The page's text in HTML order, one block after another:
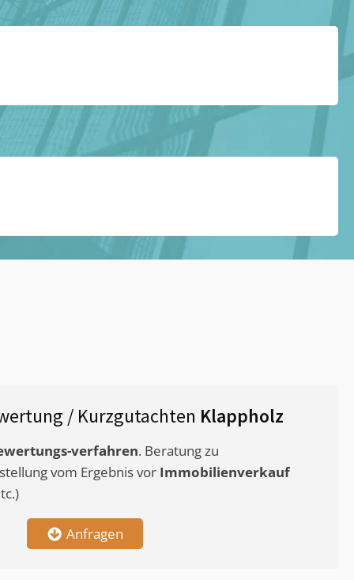
/ Kurzgutachten Klappholz
verfahren. Beratung zu
vom Ergebnis vor Immobilienverkauf
Anfragen